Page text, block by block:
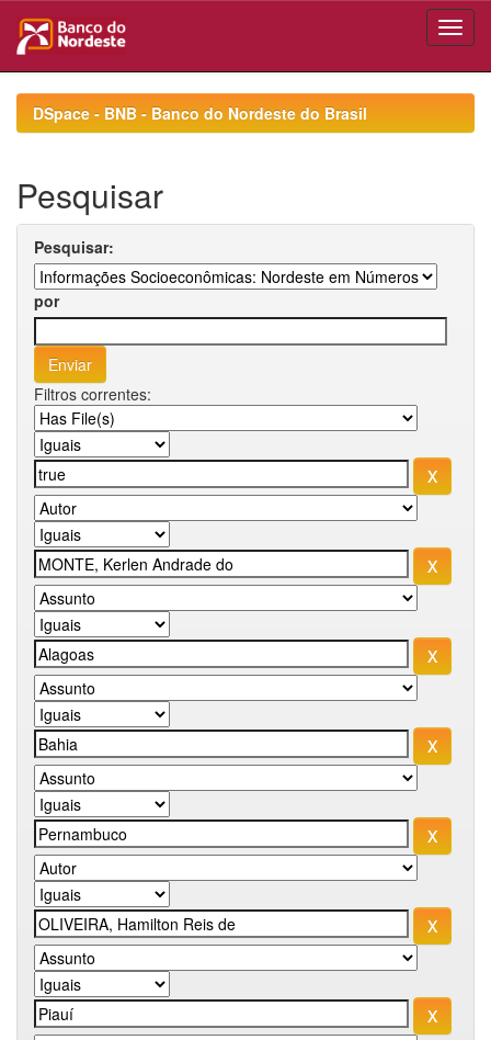
navigationDSpace - BNB - Banco do Nordeste do Brasil
Pesquisar
Pesquisar:
por
Filtros correntes: